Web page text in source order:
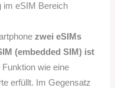
im eSIM Bereich
zwei eSIMs
(embedded SIM) ist
wie eine
erfüllt. Im Gegensatz